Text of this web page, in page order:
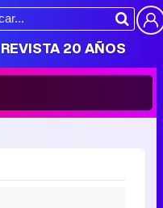
REVISTA 20 AÑOS